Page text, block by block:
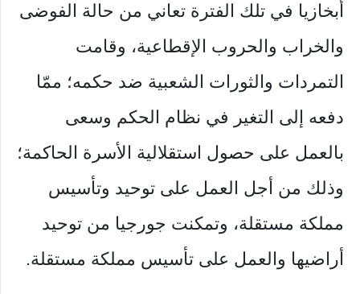
أبخازيا في تلك الفترة تعاني من حالة الفوضى
والخراب والحروب الإقطاعية، وقامت
التمردات والثورات الشعبية ضد حكمه؛ ممّا
دفعه إلى التغير في نظام الحكم وسعى
بالعمل على حصول استقلالية الأسرة الحاكمة؛
وذلك من أجل العمل على توحيد وتأسيس
مملكة مستقلة، وتمكنت جورجيا من توحيد
أراضيها والعمل على تأسيس مملكة مستقلة.